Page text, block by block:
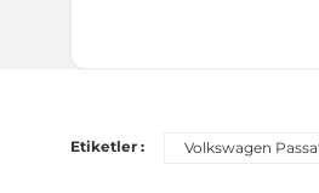
Etiketler : Volkswagen